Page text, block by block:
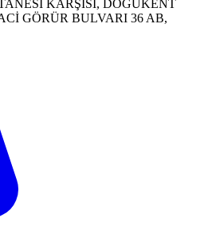
KARŞISI, DOĞUKENT
GÖRÜR BULVARI 36 AB,